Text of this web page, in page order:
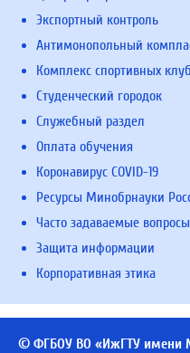
Экспортный контроль
Антимонопольный
Комплекс спортивных
Студенческий городок
Служебный раздел
Оплата обучения
Коронавирус COVID-19
Ресурсы Минобрнауки
Часто задаваемые вопросы
Защита информации
Корпоративная этика
© ФГБОУ ВО «ИжГТУ имени